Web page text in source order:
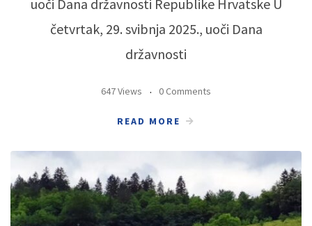
uoči Dana državnosti Republike Hrvatske U
četvrtak, 29. svibnja 2025., uoči Dana
državnosti
647 Views 0 Comments
READ MORE